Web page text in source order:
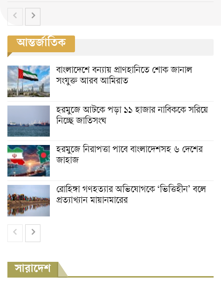
আন্তর্জাতিক
বাংলাদেশে বন্যায় প্রাণহানিতে শোক জানাল
সংযুক্ত আরব আমিরাত
হরমুজে আটকে পড়া ১১ হাজার নাবিককে সরিয়ে
নিচ্ছে জাতিসংঘ
হরমুজে নিরাপত্তা পাবে বাংলাদেশসহ ৬ দেশের
জাহাজ
রোহিঙ্গা গণহত্যার অভিযোগকে ‘ভিত্তিহীন’ বলে
প্রত্যাখ্যান মায়ানমারের
সারাদেশ